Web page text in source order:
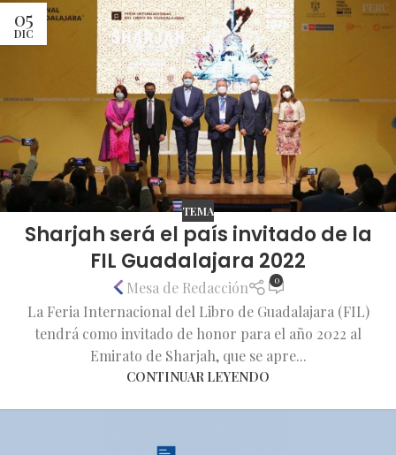
05
DIC
TEMA
Sharjah será el país invitado de la
FIL Guadalajara 2022
Mesa de Redacción 0
La Feria Internacional del Libro de Guadalajara (FIL)
tendrá como invitado de honor para el año 2022 al
Emirato de Sharjah, que se apre...
CONTINUAR LEYENDO